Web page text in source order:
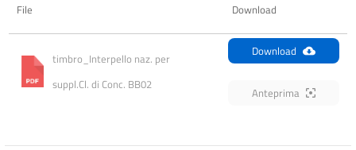
File Download
timbro_Interpello naz. per
suppl.Cl. di Conc. BB02
Download
Anteprima